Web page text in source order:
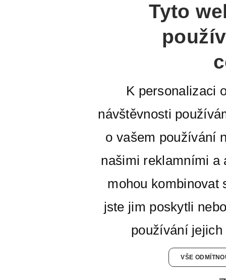
Tyto
K personalizaci
návštěvnosti
o vašem používání
našimi reklamními a
mohou kombinovat
jste jim poskytli
používání
VŠE